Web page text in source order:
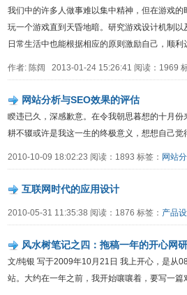
我们中的许多人做事难以集中精神，但在游戏
玩一个游戏直到天昏地暗。研究游戏设计机制
日常生活中也能根据相应的原则激励自己，顺
作者: 陈阔 2013-01-24 15:26:41 阅读：1969
网站分析与SEO效果的评估
睽违已久，深感歉意。在令我朝思暮想的十月
耕不辍或许是我这一生的终极意义，想想自己
2010-10-09 18:02:23 阅读：1893 标签： 网站
互联网时代的应用设计
2010-05-31 11:35:38 阅读：1876 标签： 产品
风水树笔记之四：拖稿一年的开心网
文/纯银 写于2009年10月21日 我上开心，是从
站。大约在一年之前，我开始嚷嚷着，要写一篇